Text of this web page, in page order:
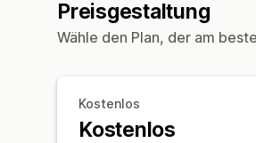
Preisgestaltung
Wähle den Plan, der am
Kostenlos
Kostenlos